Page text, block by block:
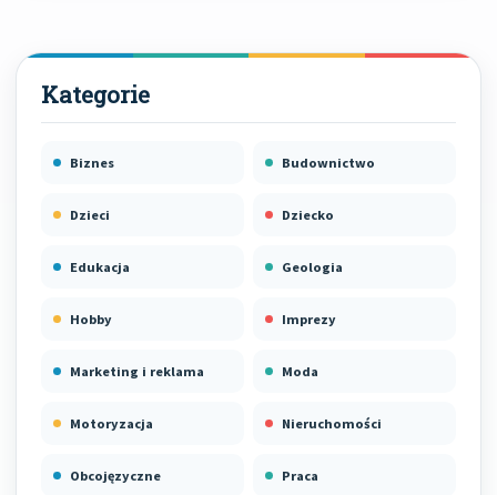
Biznes Budownictwo
Dzieci Dziecko
Edukacja Geologia
Hobby Imprezy
Marketing i reklama Moda
Motoryzacja Nieruchomości
Obcojęzyczne Praca